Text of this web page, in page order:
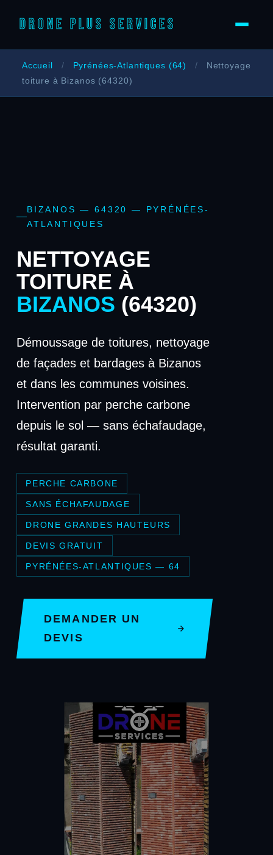
DRONE PLUS SERVICES
Accueil / Pyrénées-Atlantiques (64) /
Nettoyage
toiture à Bizanos (64320)
BIZANOS — 64320 — PYRÉNÉES-
ATLANTIQUES
NETTOYAGE
TOITURE À
BIZANOS (64320)
Démoussage de toitures, nettoyage
de façades et bardages à Bizanos
et dans les communes voisines.
Intervention par perche carbone
depuis le sol — sans échafaudage,
résultat garanti.
PERCHE CARBONE
SANS ÉCHAFAUDAGE
DRONE GRANDES HAUTEURS
DEVIS GRATUIT
PYRÉNÉES-ATLANTIQUES — 64
DEMANDER UN
DEVIS